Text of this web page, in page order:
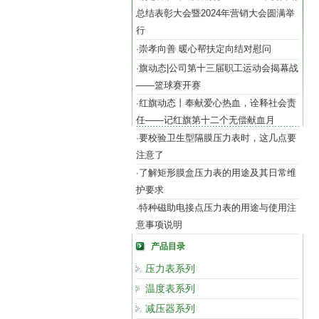
总结表彰大会暨2024年营销大会圆满举
行
·崇孝向善 暖心帮扶定向结对慰问
·旗动态|公司第十三届职工运动会揭幕战
——篮球赛开赛
·红旗动态丨奉献爱心热血，诠释社会责
任——记红旗第十二个无偿献血月
·要校验卫生型隔膜压力表时，这几点要
注意了
·了解矩形膜盒压力表的用途及其日常维
护要求
·特种磁助电接点压力表的用途与使用注
意事项说明
产品目录
压力表系列
温度表系列
减压器系列